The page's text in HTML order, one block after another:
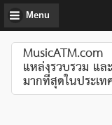
Menu
MusicATM.com
แหล่งรวบรวม แล
มากที่สุดในประเท